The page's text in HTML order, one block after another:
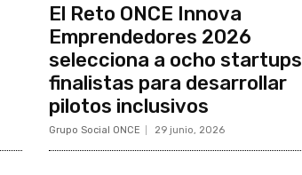
El Reto ONCE Innova
Emprendedores 2026
selecciona a ocho startups
finalistas para desarrollar
pilotos inclusivos
Grupo Social ONCE 29 junio, 2026